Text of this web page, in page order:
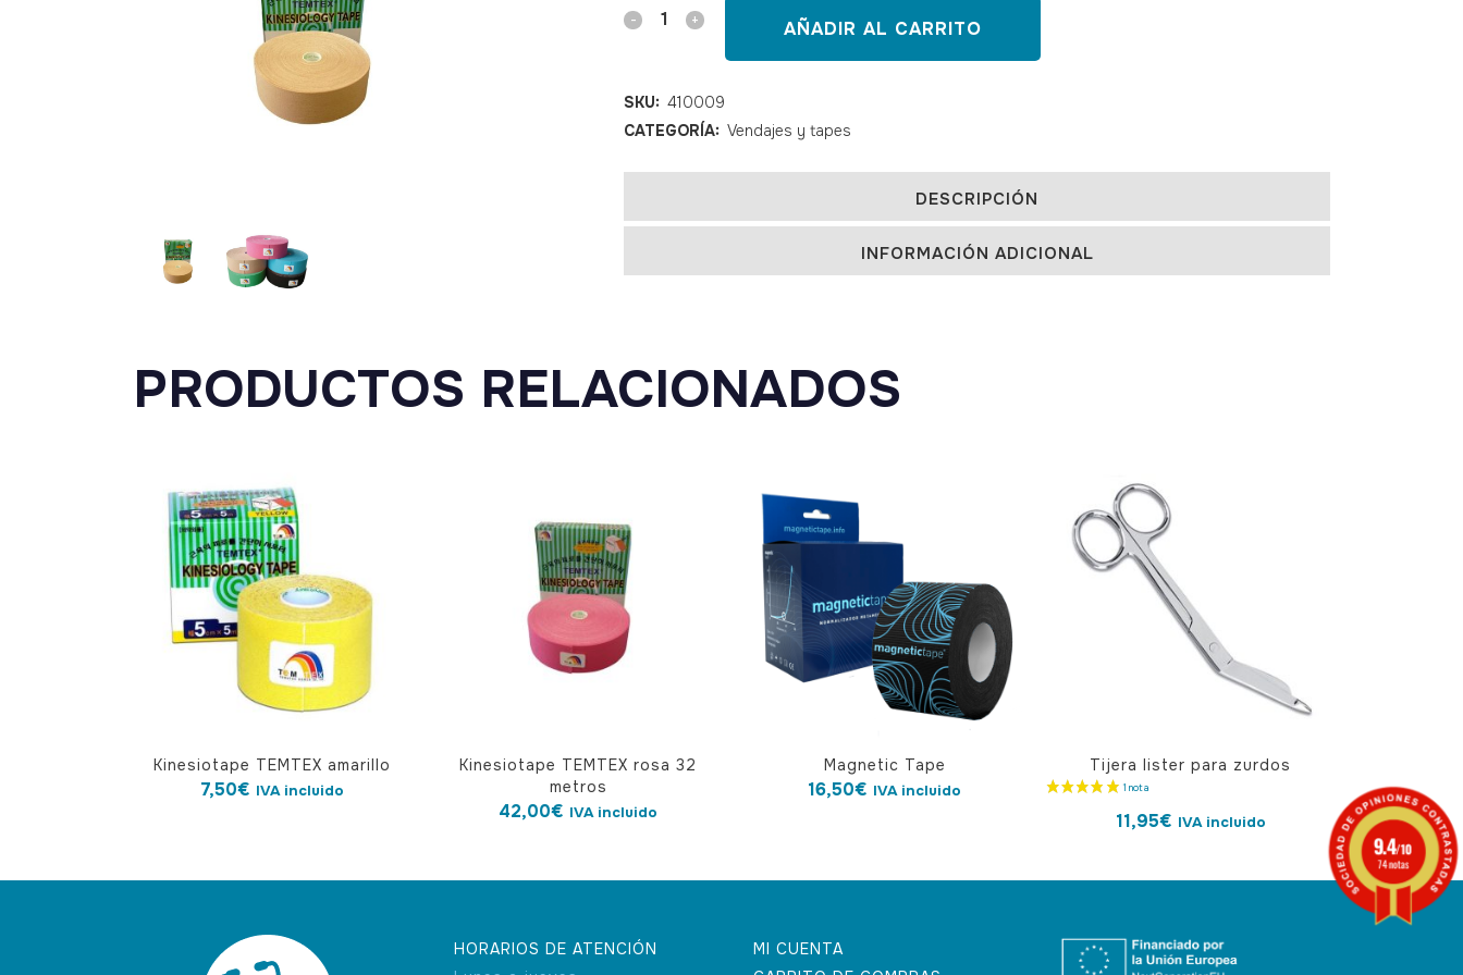
Kinesiotape
beige
32
quantity
AÑADIR AL CARRITO
SKU: 410009
CATEGORÍA: Vendajes y tapes
DESCRIPCIÓN
INFORMACIÓN ADICIONAL
PRODUCTOS RELACIONADOS
Kinesiotape TEMTEX amarillo
7,50€ IVA incluido
Kinesiotape TEMTEX rosa 32
metros
42,00€ IVA incluido
Magnetic Tape
16,50€ IVA incluido
Tijera lister para zurdos
11,95€ IVA incluido
HORARIOS DE ATENCIÓN
MI CUENTA
9.4/10
74 notas